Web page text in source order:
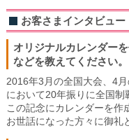
お客さまインタビュー
オリジナルカレンダー
などを教えてください。
2016年3月の全国大会、4
において20年振りに全国制
この記念にカレンダーを作
お世話になった方々に御礼